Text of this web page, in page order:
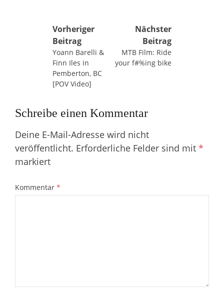
Beitragsnavigation
Vorheriger
Beitrag
Yoann Barelli &
Finn Iles in
Pemberton, BC
[POV Video]
Nächster
Beitrag
MTB Film: Ride
your f#%ing bike
Schreibe einen Kommentar
Deine E-Mail-Adresse wird nicht
veröffentlicht. Erforderliche Felder sind mit *
markiert
Kommentar *